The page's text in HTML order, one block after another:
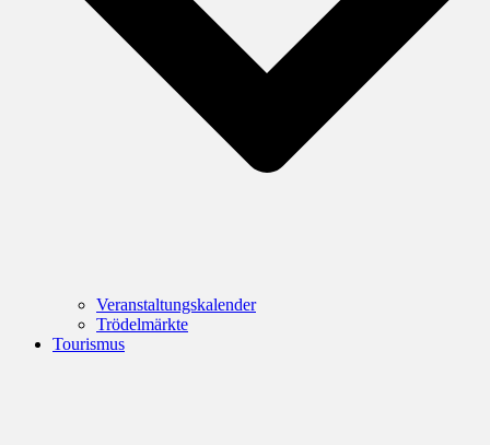
Veranstaltungskalender
Trödelmärkte
Tourismus